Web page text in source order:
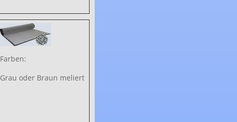
Farben:
Grau oder Braun meliert